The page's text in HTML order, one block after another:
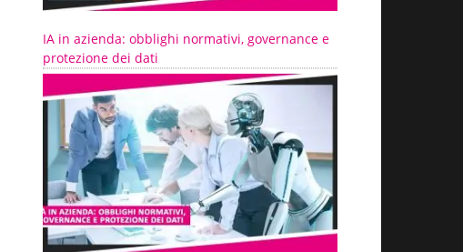
IA in azienda: obblighi normativi, governance e
protezione dei dati